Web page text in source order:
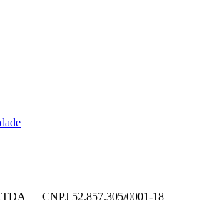
— CNPJ 52.857.305/0001-18